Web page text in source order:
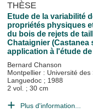
THÈSE
Etude de la variabilité
propriétés physiques
du bois de rejets de
Chataignier (Castanea
application à l'étude
Bernard Chanson
Montpellier : Université
Languedoc ; 1988
2 vol. ; 30 cm
Plus d'information...